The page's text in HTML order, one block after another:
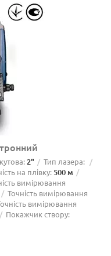
2"
Тип лазера:
на плівку: 500 м
вимірювання
Точність вимірювання
вимірювання
Покажчик створу: